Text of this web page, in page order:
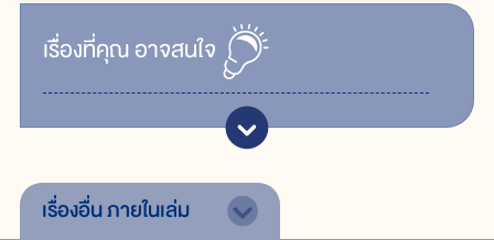
เรื่ิองที่คุณอาจสนใจ
เรื่องอื่นภายในเล่ม